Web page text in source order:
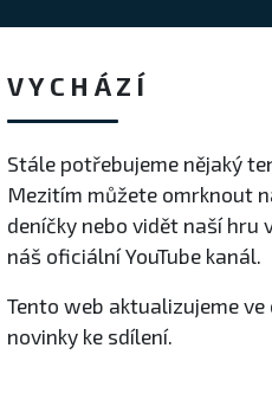
VYCHÁZÍ
Stále potřebujeme nějaký
Mezitím můžete omrknout
deníčky nebo vidět naší hru
náš oficiální YouTube kanál.
Tento web aktualizujeme
novinky ke sdílení.